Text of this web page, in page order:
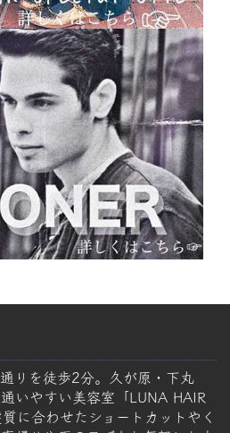
りを徒歩2分。久が原・下丸
いやすい美容室「LUNA HAIR
に合わせたショートカットやく